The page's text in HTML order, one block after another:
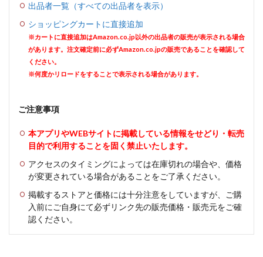
出品者一覧（すべての出品者を表示）
ショッピングカートに直接追加
※カートに直接追加はAmazon.co.jp以外の出品者の販売が表示される場合
があります。注文確定前に必ずAmazon.co.jpの販売であることを確認して
ください。
※何度かリロードをすることで表示される場合があります。
ご注意事項
本アプリやWEBサイトに掲載している情報をせどり・転売
目的で利用することを固く禁止いたします。
アクセスのタイミングによっては在庫切れの場合や、価格
が変更されている場合があることをご了承ください。
掲載するストアと価格には十分注意をしていますが、ご購
入前にご自身にて必ずリンク先の販売価格・販売元をご確
認ください。